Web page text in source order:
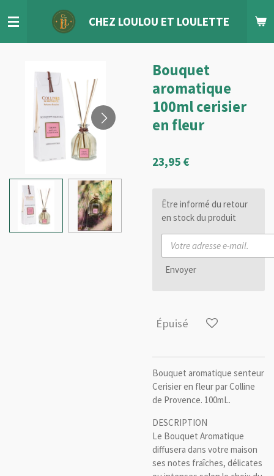
au
CHEZ LOULOU ET LOULETTE
Bouquet
aromatique
100ml cerisier
en fleur
23,95 €
Être informé du retour
en stock du produit
Envoyer
Épuisé
Bouquet aromatique senteur
Cerisier en fleur par Colline
de Provence. 100mL.
DESCRIPTION
Le Bouquet Aromatique
diffusera dans votre maison
ses notes fraîches, délicates